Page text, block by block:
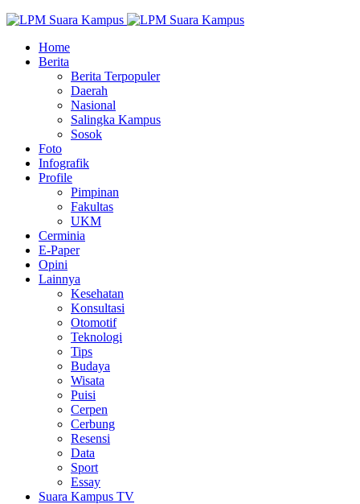
Home
Berita
Berita Terpopuler
Daerah
Nasional
Salingka Kampus
Sosok
Foto
Infografik
Profile
Pimpinan
Fakultas
UKM
Cerminia
E-Paper
Opini
Lainnya
Kesehatan
Konsultasi
Otomotif
Teknologi
Tips
Budaya
Wisata
Puisi
Cerpen
Cerbung
Resensi
Data
Sport
Essay
Suara Kampus TV